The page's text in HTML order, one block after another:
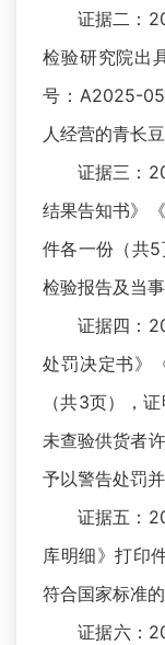
证据二：
检验研究院出
号：A2025-
人经营的青长
证据三：
结果告知书》
件各一份（共
检验报告及当
证据四：
处罚决定书》
（共3页），
未查验供货者
予以警告处罚
证据五：
库明细》打印
符合国家标准
证据六：